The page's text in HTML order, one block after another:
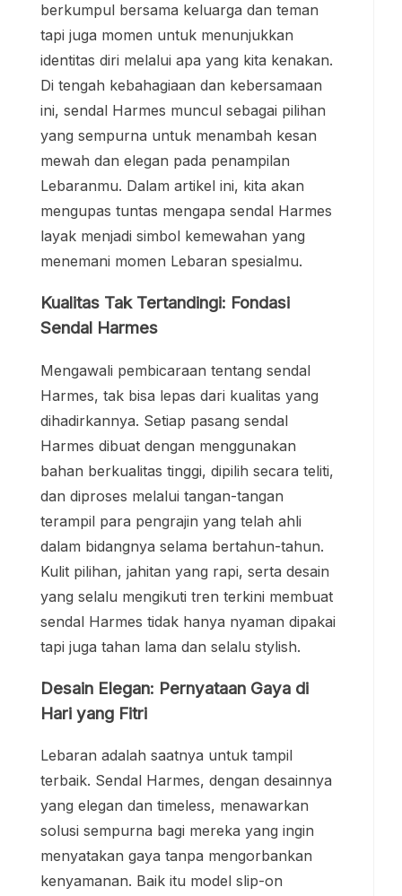
berkumpul bersama keluarga dan teman
tapi juga momen untuk menunjukkan
identitas diri melalui apa yang kita kenakan.
Di tengah kebahagiaan dan kebersamaan
ini, sendal Harmes muncul sebagai pilihan
yang sempurna untuk menambah kesan
mewah dan elegan pada penampilan
Lebaranmu. Dalam artikel ini, kita akan
mengupas tuntas mengapa sendal Harmes
layak menjadi simbol kemewahan yang
menemani momen Lebaran spesialmu.
Kualitas Tak Tertandingi: Fondasi
Sendal Harmes
Mengawali pembicaraan tentang sendal
Harmes, tak bisa lepas dari kualitas yang
dihadirkannya. Setiap pasang sendal
Harmes dibuat dengan menggunakan
bahan berkualitas tinggi, dipilih secara teliti,
dan diproses melalui tangan-tangan
terampil para pengrajin yang telah ahli
dalam bidangnya selama bertahun-tahun.
Kulit pilihan, jahitan yang rapi, serta desain
yang selalu mengikuti tren terkini membuat
sendal Harmes tidak hanya nyaman dipakai
tapi juga tahan lama dan selalu stylish.
Desain Elegan: Pernyataan Gaya di
Hari yang Fitri
Lebaran adalah saatnya untuk tampil
terbaik. Sendal Harmes, dengan desainnya
yang elegan dan timeless, menawarkan
solusi sempurna bagi mereka yang ingin
menyatakan gaya tanpa mengorbankan
kenyamanan. Baik itu model slip-on